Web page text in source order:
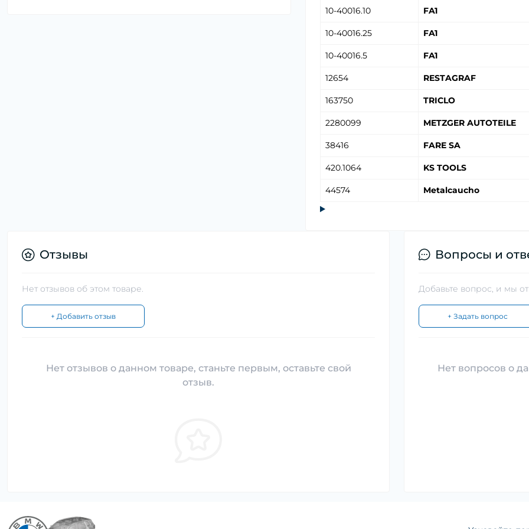
10-40016.10 FA1
10-40016.25 FA1
10-40016.5 FA1
12654 RESTAGRAF
163750 TRICLO
2280099 METZGER AUTOTEILE
38416 FARE SA
420.1064 KS TOOLS
44574 Metalcaucho
Отзывы
Нет отзывов об этом товаре.
+ Добавить отзыв
Нет отзывов о данном товаре, станьте первым, оставьте свой
отзыв.
Вопросы и
Добавьте вопрос, и мы
+ Задать вопрос
Нет вопросов о